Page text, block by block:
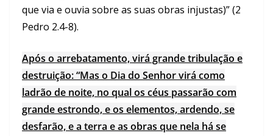
que via e ouvia sobre as suas obras injustas)” (2
Pedro 2.4-8).
Após o arrebatamento, virá grande tribulação e
destruição: “Mas o Dia do Senhor virá como
ladrão de noite, no qual os céus passarão com
grande estrondo, e os elementos, ardendo, se
desfarão, e a terra e as obras que nela há se